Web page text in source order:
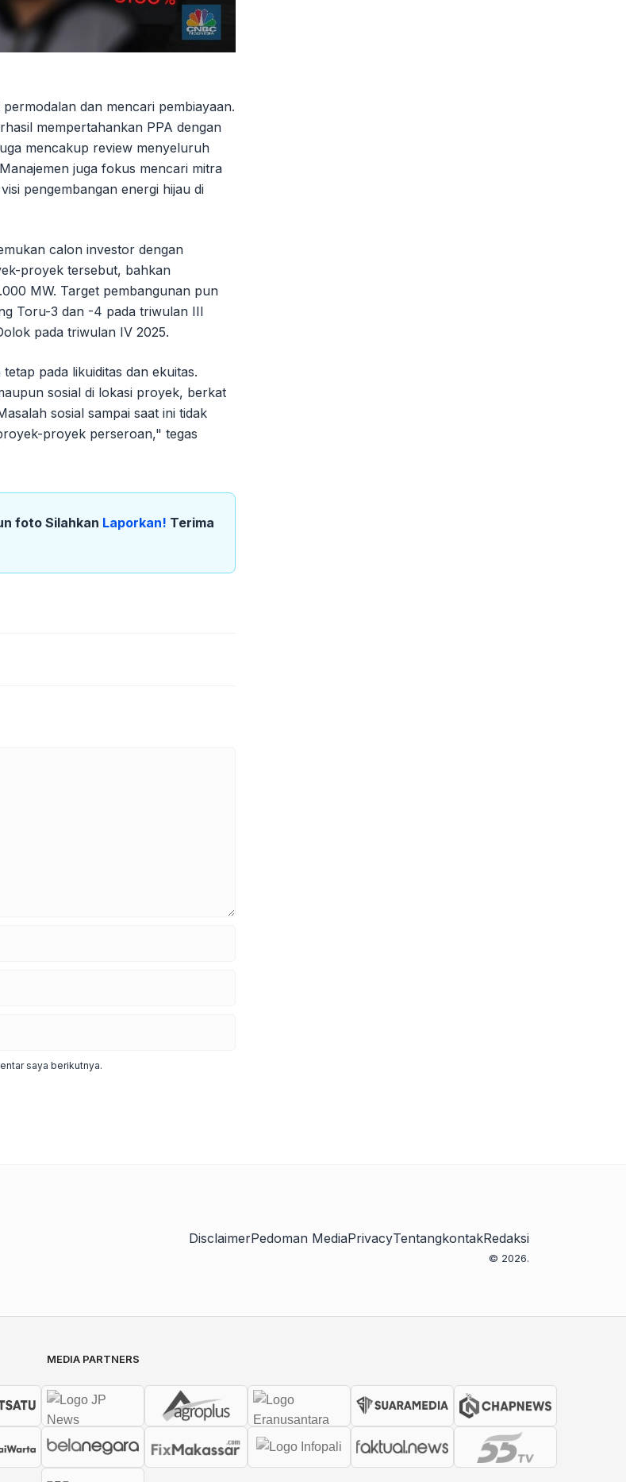
dan mencari pembiayaan.
mempertahankan PPA dengan
mencakup review menyeluruh
juga fokus mencari mitra
pengembangan energi hijau di
calon investor dengan
proyek tersebut, bahkan
MW. Target pembangunan pun
Toru-3 dan -4 pada triwulan III
pada triwulan IV 2025.
pada likuiditas dan ekuitas.
sosial di lokasi proyek, berkat
sosial sampai saat ini tidak
proyek perseroan," tegas
foto Silahkan Laporkan! Terima
saya berikutnya.
DisclaimerPedoman MediaPrivacyTentangkontakRedaksi
© 2026.
MEDIA PARTNERS